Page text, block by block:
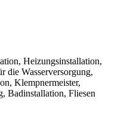
Heizungsinstallation,
die Wasserversorgung,
Klempnermeister,
Badinstallation, Fliesen